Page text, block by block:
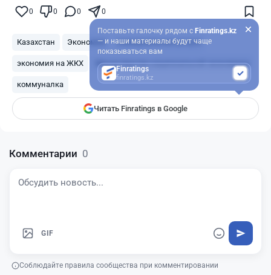
0 0 0 0
Казахстан Экономия коммунальные услуги
экономия на ЖКХ Министерство национальной экономики
коммуналка
Читать Finratings в Google
Поставьте галочку рядом с Finratings.kz
— и наши материалы будут чаще
показываться вам
Finratings
finratings.kz
Комментарии 0
GIF
Соблюдайте правила сообщества при комментировании